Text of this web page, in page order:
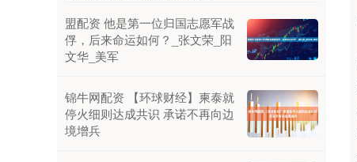
盟配资 他是第一位归国志愿军战
俘，后来命运如何？_张文荣_阳
文华_美军
锦牛网配资 【环球财经】柬泰就
停火细则达成共识 承诺不再向边
境增兵